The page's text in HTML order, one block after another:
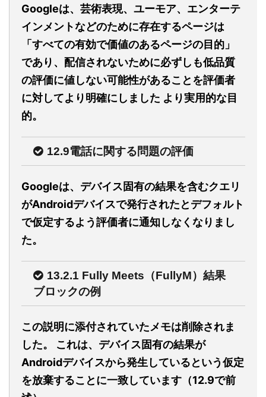
Googleは、芸術表現、ユーモア、エンターテ
インメントなどのために存在するページは
「すべての有効で価値のあるページの目的」
であり、配信されないために必ずしも低品質
の評価に値しない可能性があることを評価者
に対してより明確にしました より実用的な目
的。
12.9電話に関する問題の評価
Googleは、デバイス固有の結果を含むクエリ
がAndroidデバイスで発行されたとデフォルト
で仮定するよう評価者に通知しなくなりまし
た。
13.2.1 Fully Meets（FullyM）結果
ブロックの例
この説明に添付されていたメモは削除されま
した。 これは、デバイス固有の結果が
Androidデバイスから発生しているという仮定
を放棄することに一致しています（12.9で前